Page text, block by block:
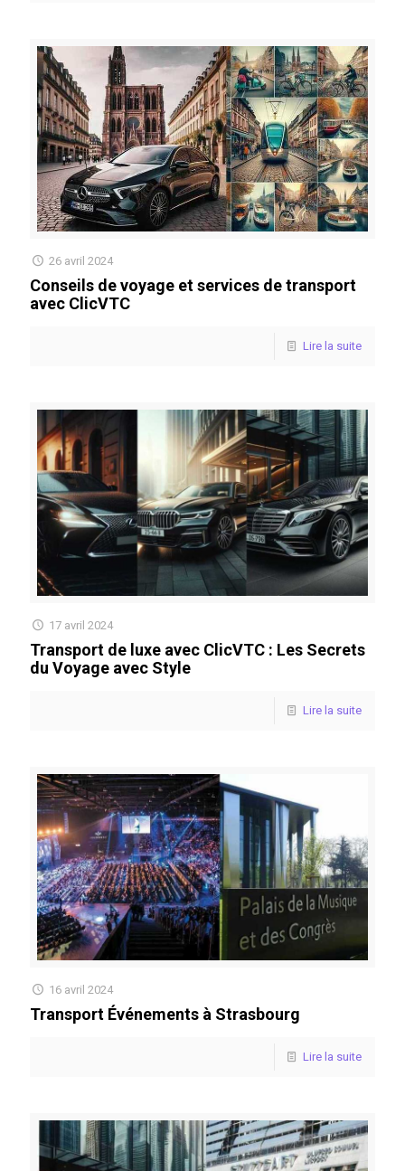
26 avril 2024
Conseils de voyage et services de transport
avec ClicVTC
Lire la suite
17 avril 2024
Transport de luxe avec ClicVTC : Les Secrets
du Voyage avec Style
Lire la suite
16 avril 2024
Transport Événements à Strasbourg
Lire la suite